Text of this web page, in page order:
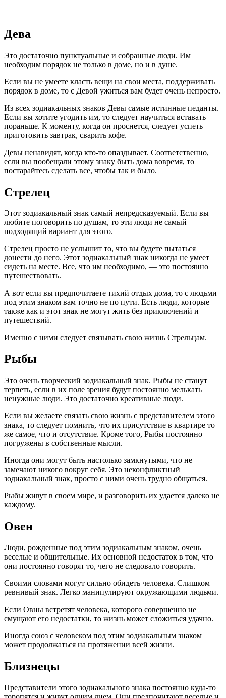
Дева
Это достаточно пунктуальные и собранные люди. Им
необходим порядок не только в доме, но и в душе.
Если вы не умеете класть вещи на свои места, поддерживать
порядок в доме, то с Девой ужиться вам будет очень непросто.
Из всех зодиакальных знаков Девы самые истинные педанты.
Если вы хотите угодить им, то следует научиться вставать
пораньше. К моменту, когда он проснется, следует успеть
приготовить завтрак, сварить кофе.
Девы ненавидят, когда кто-то опаздывает. Соответственно,
если вы пообещали этому знаку быть дома вовремя, то
постарайтесь сделать все, чтобы так и было.
Стрелец
Этот зодиакальный знак самый непредсказуемый. Если вы
любите поговорить по душам, то эти люди не самый
подходящий вариант для этого.
Стрелец просто не услышит то, что вы будете пытаться
донести до него. Этот зодиакальный знак никогда не умеет
сидеть на месте. Все, что им необходимо, — это постоянно
путешествовать.
А вот если вы предпочитаете тихий отдых дома, то с людьми
под этим знаком вам точно не по пути. Есть люди, которые
также как и этот знак не могут жить без приключений и
путешествий.
Именно с ними следует связывать свою жизнь Стрельцам.
Рыбы
Это очень творческий зодиакальный знак. Рыбы не станут
терпеть, если в их поле зрения будут постоянно мелькать
ненужные люди. Это достаточно креативные люди.
Если вы желаете связать свою жизнь с представителем этого
знака, то следует помнить, что их присутствие в квартире то
же самое, что и отсутствие. Кроме того, Рыбы постоянно
погружены в собственные мысли.
Иногда они могут быть настолько замкнутыми, что не
замечают никого вокруг себя. Это неконфликтный
зодиакальный знак, просто с ними очень трудно общаться.
Рыбы живут в своем мире, и разговорить их удается далеко не
каждому.
Овен
Люди, рожденные под этим зодиакальным знаком, очень
веселые и общительные. Их основной недостаток в том, что
они постоянно говорят то, чего не следовало говорить.
Своими словами могут сильно обидеть человека. Слишком
ревнивый знак. Легко манипулируют окружающими людьми.
Если Овны встретят человека, которого совершенно не
смущают его недостатки, то жизнь может сложиться удачно.
Иногда союз с человеком под этим зодиакальным знаком
может продолжаться на протяжении всей жизни.
Близнецы
Представители этого зодиакального знака постоянно куда-то